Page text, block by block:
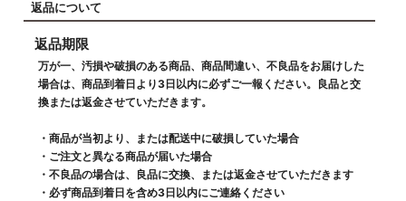
返品について
返品期限
万が一、汚損や破損のある商品、商品間違い、不良品をお届けした
場合は、商品到着日より3日以内に必ずご一報ください。良品と交
換または返金させていただきます。
・商品が当初より、または配送中に破損していた場合
・ご注文と異なる商品が届いた場合
・不良品の場合は、良品に交換、または返金させていただきます
・必ず商品到着日を含め3日以内にご連絡ください